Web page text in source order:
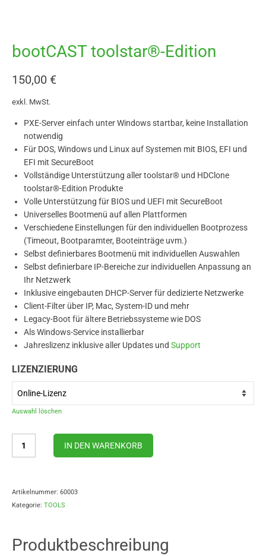
bootCAST toolstar®-Edition
150,00 €
exkl. MwSt.
PXE-Server einfach unter Windows startbar, keine Installation
notwendig
Für DOS, Windows und Linux auf Systemen mit BIOS, EFI und
EFI mit SecureBoot
Vollständige Unterstützung aller toolstar® und HDClone
toolstar®-Edition Produkte
Volle Unterstützung für BIOS und UEFI mit SecureBoot
Universelles Bootmenü auf allen Plattformen
Verschiedene Einstellungen für den individuellen Bootprozess
(Timeout, Bootparamter, Booteinträge uvm.)
Selbst definierbares Bootmenü mit individuellen Auswahlen
Selbst definierbare IP-Bereiche zur individuellen Anpassung an
Ihr Netzwerk
Inklusive eingebauten DHCP-Server für dedizierte Netzwerke
Client-Filter über IP, Mac, System-ID und mehr
Legacy-Boot für ältere Betriebssysteme wie DOS
Als Windows-Service installierbar
Jahreslizenz inklusive aller Updates und Support
LIZENZIERUNG
Auswahl löschen
IN DEN WARENKORB
Artikelnummer: 60003
Kategorie: TOOLS
Produktbeschreibung